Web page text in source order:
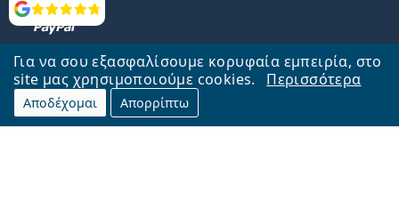
Για να σου εξασφαλίσουμε κορυφαία εμπειρία, στο
site μας χρησιμοποιούμε cookies.
Περισσότερα
Αποδέχομαι Απορρίπτω
Αξιολογήσεις
Επιστροφή στην αρχική σελίδα